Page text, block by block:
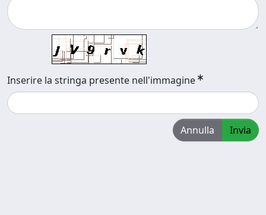
Inserire la stringa presente nell'immagine
Annulla Invia